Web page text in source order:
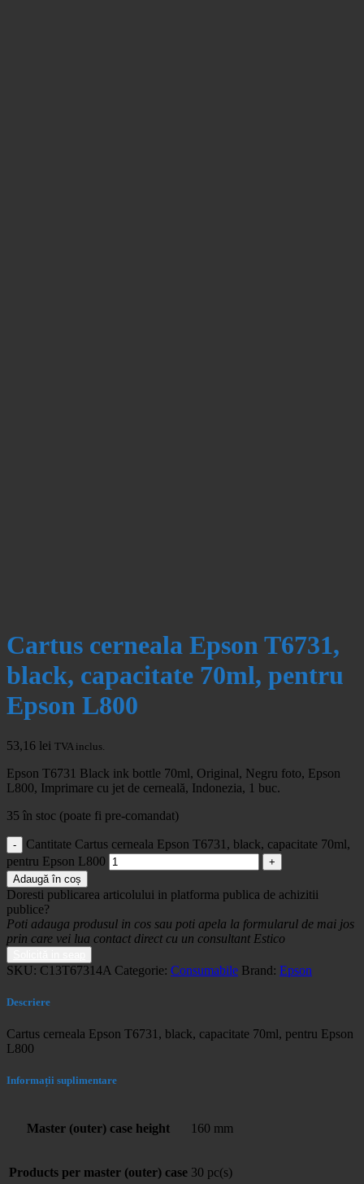
Cartus cerneala Epson T6731,
black, capacitate 70ml, pentru
Epson L800
53,16 lei TVA inclus.
Epson T6731 Black ink bottle 70ml, Original, Negru foto, Epson
L800, Imprimare cu jet de cerneală, Indonezia, 1 buc.
35 în stoc (poate fi pre-comandat)
Cantitate Cartus cerneala Epson T6731, black, capacitate 70ml,
pentru Epson L800
Adaugă în coș
Doresti publicarea articolului in platforma publica de achizitii
publice?
Poti adauga produsul in cos sau poti apela la formularul de mai jos
prin care vei lua contact direct cu un consultant Estico
SKU: C13T67314A Categorie: Consumabile Brand: Epson
Descriere
Cartus cerneala Epson T6731, black, capacitate 70ml, pentru Epson
L800
Informații suplimentare
Master (outer) case height 160 mm
Products per master (outer) case 30 pc(s)